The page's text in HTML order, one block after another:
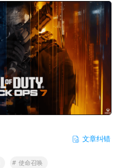
文章纠错
# 使命召唤